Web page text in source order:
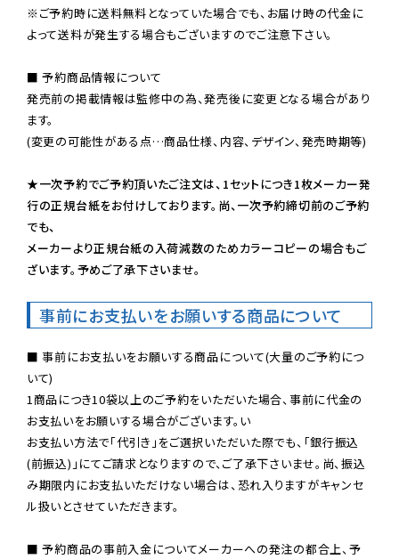
※ご予約時に送料無料となっていた場合でも、お届け時の代金に
よって送料が発生する場合もございますのでご注意下さい。
■ 予約商品情報について
発売前の掲載情報は監修中の為、発売後に変更となる場合があり
ます。
(変更の可能性がある点…商品仕様、内容、デザイン、発売時期等)
★一次予約でご予約頂いたご注文は、1セットにつき1枚メーカー発
行の正規台紙をお付けしております。尚、一次予約締切前のご予約
でも、
メーカーより正規台紙の入荷減数のためカラーコピーの場合もご
ざいます。予めご了承下さいませ。
事前にお支払いをお願いする商品について
■ 事前にお支払いをお願いする商品について(大量のご予約につ
いて)
1商品につき10袋以上のご予約をいただいた場合、事前に代金の
お支払いをお願いする場合がございます。い
お支払い方法で「代引き」をご選択いただいた際でも、「銀行振込
(前振込)」にてご請求となりますので、ご了承下さいませ。尚、振込
み期限内にお支払いただけない場合は、恐れ入りますがキャンセ
ル扱いとさせていただきます。
■ 予約商品の事前入金についてメーカーへの発注の都合上、予